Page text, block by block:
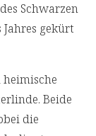
Schwarzen
gekürt
Beide
die